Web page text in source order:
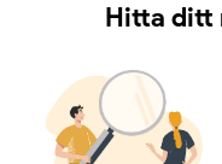
Hitta ditt